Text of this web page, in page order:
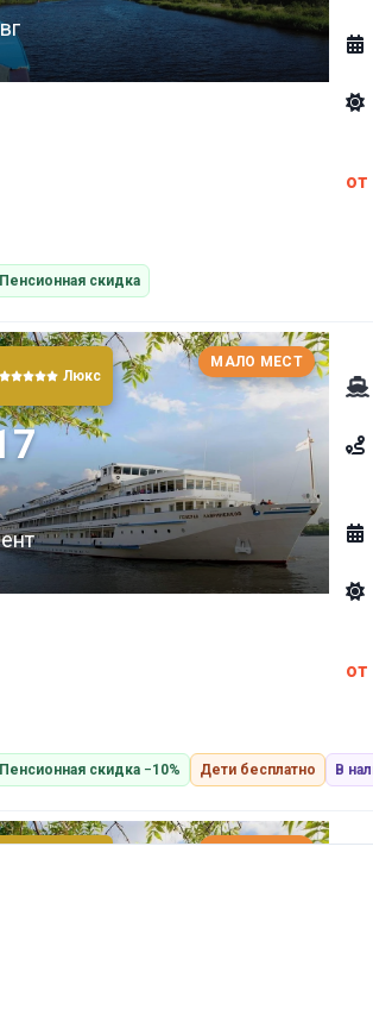
от
Пенсионная скидка
Люкс
МАЛО МЕСТ
от
Пенсионная скидка −10% Дети бесплатно В
МАЛО МЕСТ